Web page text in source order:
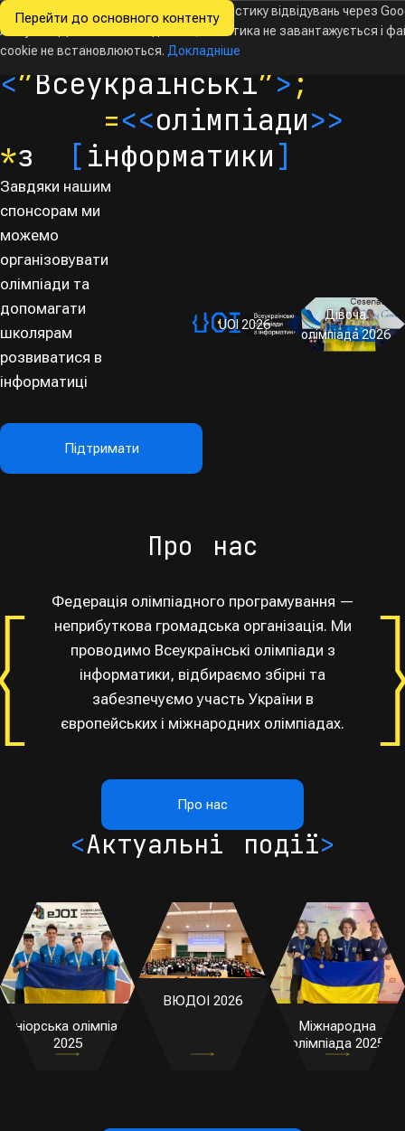
Перейти до основного контенту
Всеукраїнські
з інформатики
НовиниОлімпіадиКалендарБаза даних
<”Всеукраїнські”> ;
=<<олімпіади>>
*з [інформатики]
Завдяки нашим
спонсорам ми
можемо
організовувати
олімпіади та
допомагати
школярам
розвиватися в
інформатиці
Підтримати
UOI 2026
Дівоча
олімпіада 2026
Про нас
Федерація олімпіадного програмування —
неприбуткова громадська організація. Ми
проводимо Всеукраїнські олімпіади з
інформатики, відбираємо збірні та
забезпечуємо участь України в
європейських і міжнародних олімпіадах.
Про нас
<Актуальні події>
Юніорська олімпіада
2025
ВЮДОІ 2026
Міжнародна
олімпіада 2025
Ми хочемо збирати знеособлену статистику відвідувань через
Analytics. Доки ви не погодитесь, аналітика не завантажується і
cookie не встановлюються. Докладніше